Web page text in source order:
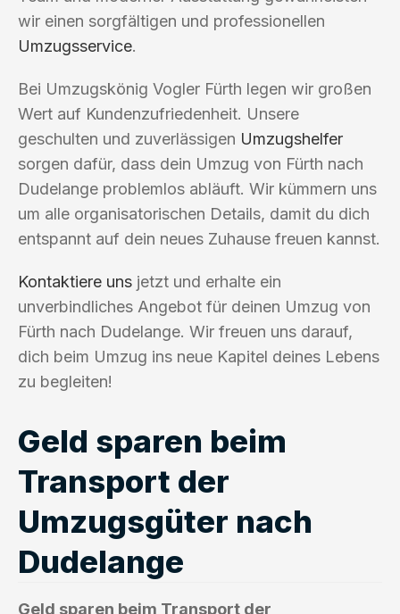
wir einen sorgfältigen und professionellen
Umzugsservice.
Bei Umzugskönig Vogler Fürth legen wir großen
Wert auf Kundenzufriedenheit. Unsere
geschulten und zuverlässigen Umzugshelfer
sorgen dafür, dass dein Umzug von Fürth nach
Dudelange problemlos abläuft. Wir kümmern uns
um alle organisatorischen Details, damit du dich
entspannt auf dein neues Zuhause freuen kannst.
Kontaktiere uns jetzt und erhalte ein
unverbindliches Angebot für deinen Umzug von
Fürth nach Dudelange. Wir freuen uns darauf,
dich beim Umzug ins neue Kapitel deines Lebens
zu begleiten!
Geld sparen beim
Transport der
Umzugsgüter nach
Dudelange
Geld sparen beim Transport der